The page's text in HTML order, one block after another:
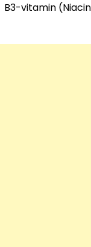
B3-vitamin